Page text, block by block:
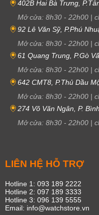
402B Hai Bà Trưng,
Mở cửa: 8h30 - 22h00 |
92 Lê Văn Sỹ, P.Phú
Mở cửa: 8h30 - 22h00 |
61 Quang Trung, P.Gò
Mở cửa: 8h30 - 22h00 |
642 CMT8, P.Thủ Dầu
Mở cửa: 8h30 - 22h00 |
274 Võ Văn Ngân, P.
Mở cửa: 8h30 - 22h00 |
LIÊN HỆ HỖ TRỢ
Hotline 1: 093 189 2222
Hotline 2: 097 189 3333
Hotline 3: 096 139 5555
Email: info@watchstore.vn